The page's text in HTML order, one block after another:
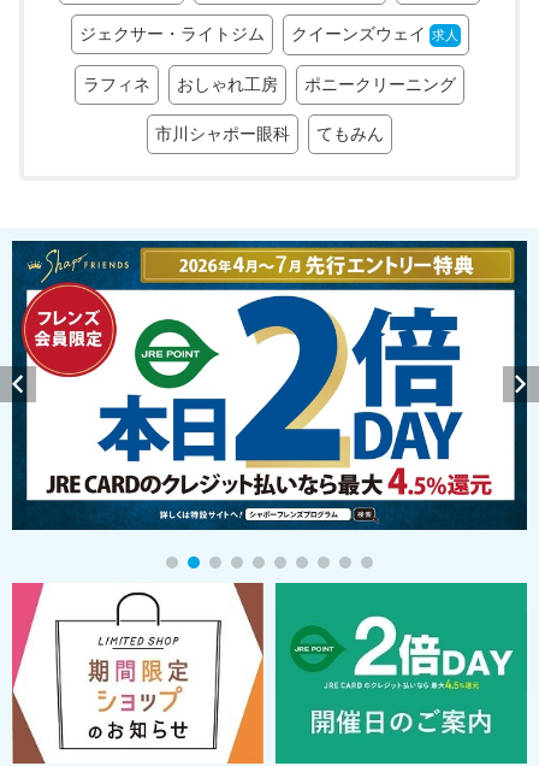
ジェクサー・ライトジム クイーンズウェイ 求人
ラフィネ おしゃれ工房 ポニークリーニング
市川シャポー眼科 てもみん